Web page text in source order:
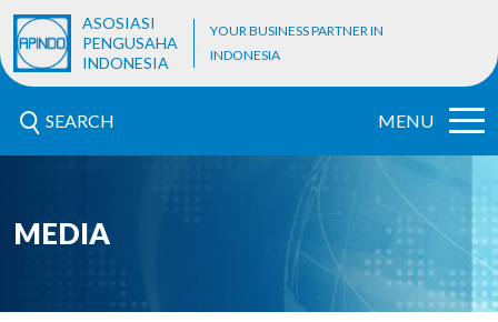
ASOSIASI
PENGUSAHA
INDONESIA
YOUR BUSINESS PARTNER IN
INDONESIA
SEARCH MENU
MEDIA